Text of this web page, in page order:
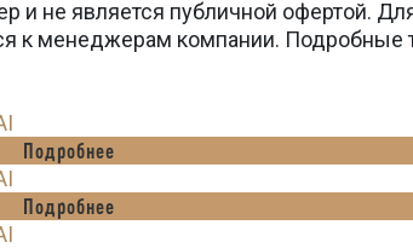
и не является публичной офертой.
к менеджерам компании. Подробные
Подробнее
Подробнее